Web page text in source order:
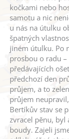
kočkami nebo
samotu a nic
u nás na útulku
špatných
jiném útulku. Po
prosbou o radu
předávajících
předchozí den
průjem, a to
průjem
Bertíkův stav se
zvracel pěnu, byl
boudy. Zajeli